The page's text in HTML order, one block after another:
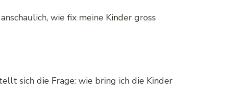
wie fix meine Kinder gross
sich die Frage: wie bring ich die Kinder